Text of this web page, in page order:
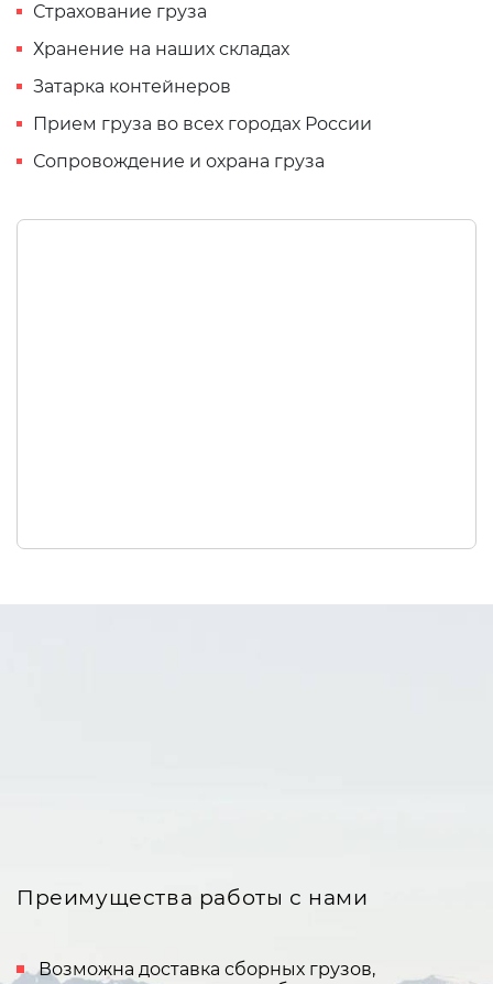
Страхование груза
Хранение на наших складах
Затарка контейнеров
Прием груза во всех городах России
Сопровождение и охрана груза
Преимущества работы с нами
Возможна доставка сборных грузов,